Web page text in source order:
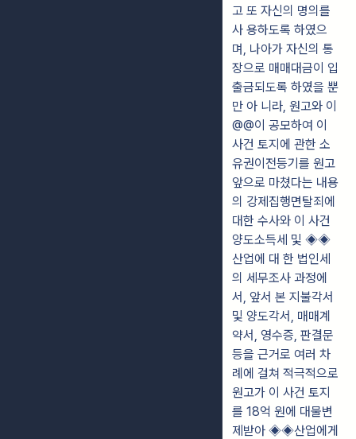
고 또 자신의 명의를
사 용하도록 하였으
며, 나아가 자신의 통
장으로 매매대금이 입
출금되도록 하였을 뿐
만 아 니라, 원고와 이
@@이 공모하여 이
사건 토지에 관한 소
유권이전등기를 원고
앞으로 마쳤다는 내용
의 강제집행면탈죄에
대한 수사와 이 사건
양도소득세 및 ◈◈
산업에 대 한 법인세
의 세무조사 과정에
서, 앞서 본 지불각서
및 양도각서, 매매계
약서, 영수증, 판결문
등을 근거로 여러 차
례에 걸쳐 적극적으로
원고가 이 사건 토지
를 18억 원에 대물변
제받아 ◈◈산업에게